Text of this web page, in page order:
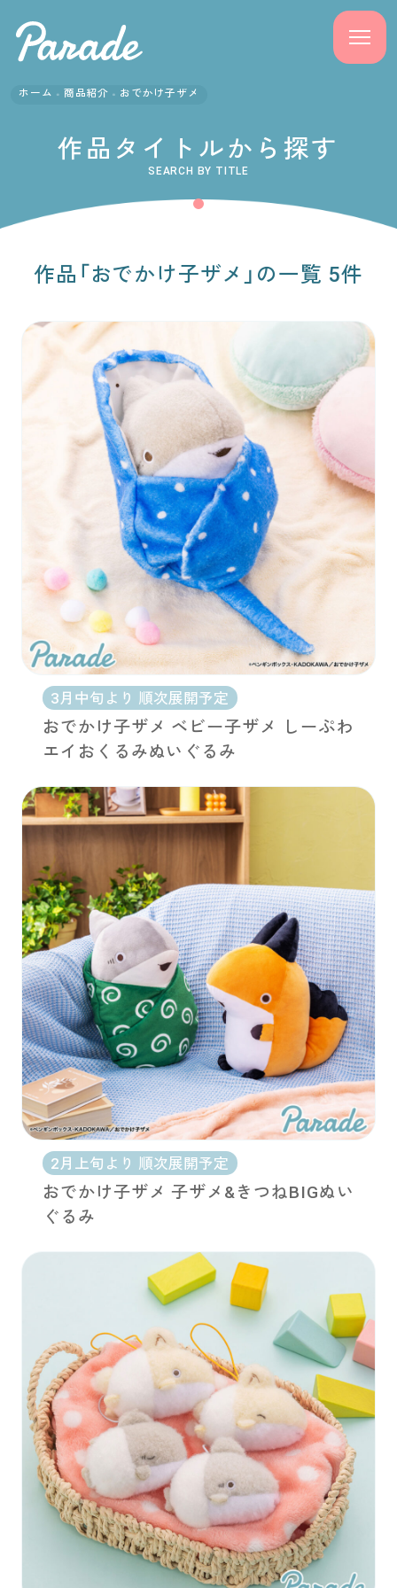
ニュース
よくある質問
サポート
お問い合わせ
PRIZE 公式 X
PRIZE 公式 Instagram
CAPSULE TOY 公式 X
CAPSULE TOY 公式 Instagram
プライバシーポリシー
ホーム 商品紹介 おでかけ子ザメ
作品タイトルから探す
SEARCH BY TITLE
作品「おでかけ子ザメ」の一覧 5件
3月中旬より 順次展開予定
おでかけ子ザメ ベビー子ザメ しーぷわ
エイおくるみぬいぐるみ
2月上旬より 順次展開予定
おでかけ子ザメ 子ザメ&きつねBIGぬい
ぐるみ